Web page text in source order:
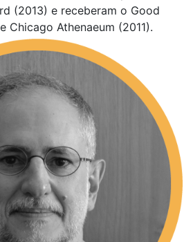
(2013) e receberam o Good
Chicago Athenaeum (2011).